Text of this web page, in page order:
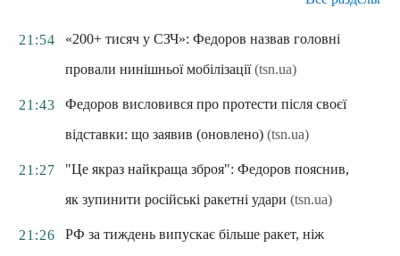
21:54
«200+ тисяч у СЗЧ»: Федоров назвав головні
провали нинішньої мобілізації (tsn.ua)
21:43
Федоров висловився про протести після своєї
відставки: що заявив (оновлено) (tsn.ua)
21:27
"Це якраз найкраща зброя": Федоров пояснив,
як зупинити російські ракетні удари (tsn.ua)
21:26
РФ за тиждень випускає більше ракет, ніж